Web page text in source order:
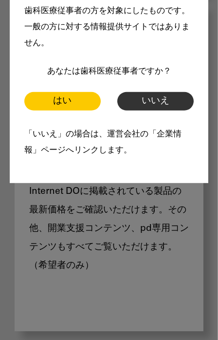
歯科医療従事者の方を対象にしたものです。
一般の方に対する情報提供サイトではありま
せん。
あなたは歯科医療従事者ですか？
はい いいえ
「いいえ」の場合は、運営会社の「企業情
報」ページへリンクします。
メリット
製品価格も閲覧可能
Internet DOに掲載されている製品の
最新価格をご確認いただけます。その
他、開業支援コンテンツ、pd専用コン
テンツもすべてご覧いただけます。
（希望者のみ）